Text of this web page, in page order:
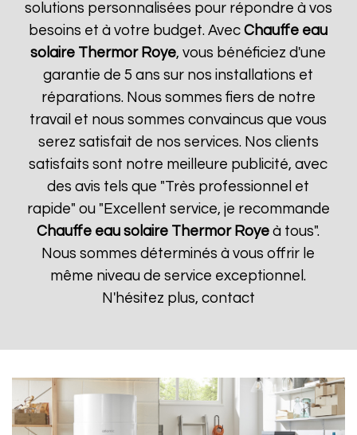
solutions personnalisées pour répondre à vos
besoins et à votre budget. AvecChauffe eau
solaire Thermor Roye, vous bénéficiez d'une
garantie de 5 ans sur nos installations et
réparations. Nous sommes fiers de notre
travail et nous sommes convaincus que vous
serez satisfait de nos services. Nos clients
satisfaits sont notre meilleure publicité, avec
des avis tels que "Très professionnel et
rapide" ou "Excellent service, je recommande
Chauffe eau solaire Thermor Roye à tous".
Nous sommes déterminés à vous offrir le
même niveau de service exceptionnel.
N'hésitez plus, contact